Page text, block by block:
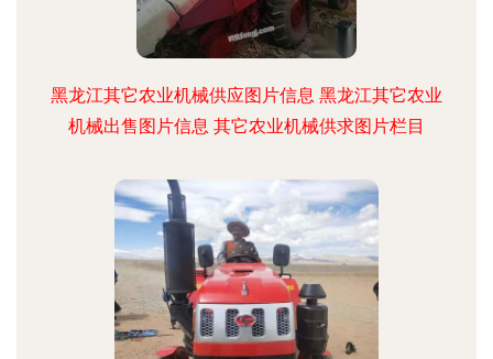
黑龙江其它农业机械供应图片信息 黑龙江其它农业
机械出售图片信息 其它农业机械供求图片栏目